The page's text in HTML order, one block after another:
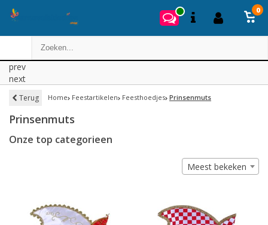
0
prev
next
Terug Home Feestartikelen Feesthoedjes Prinsenmuts
Prinsenmuts
Onze top categorieen
Meest bekeken